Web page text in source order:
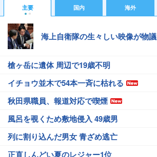
主要 国内 海外
海上自衛隊の生々しい映像が物議
槍ヶ岳に遺体 周辺で19歳不明
イチョウ並木で54本一斉に枯れる
秋田県職員、報道対応で喫煙
風呂を覗くため敷地侵入 49歳男
列に割り込んだ男女 青ざめ逃亡
正直しんどい夏のレジャー1位